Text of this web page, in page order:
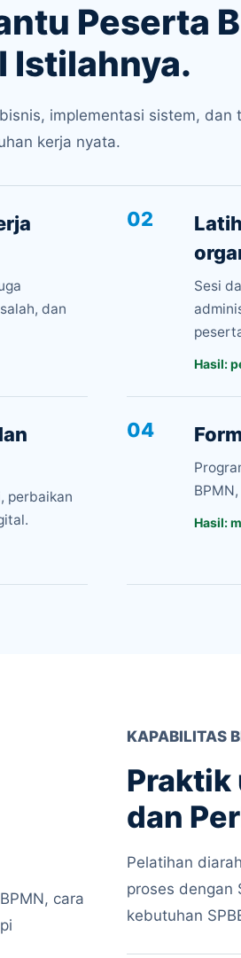
Peserta
Istilahnya.
implementasi sistem, dan
kerja nyata.
dan
02
Sesi
Hasil:
perbaikan
04
Hasil:
cara
KAPABILITAS
Praktik
dan
Pelatihan
proses dengan
kebutuhan